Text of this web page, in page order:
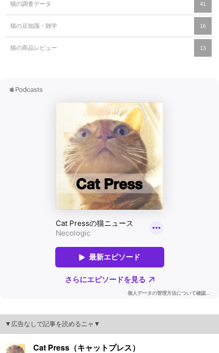
猫の調査データ 41
猫の豆知識・雑学 16
猫の商品レビュー 13
▼広告なしで記事を読めるニャ▼